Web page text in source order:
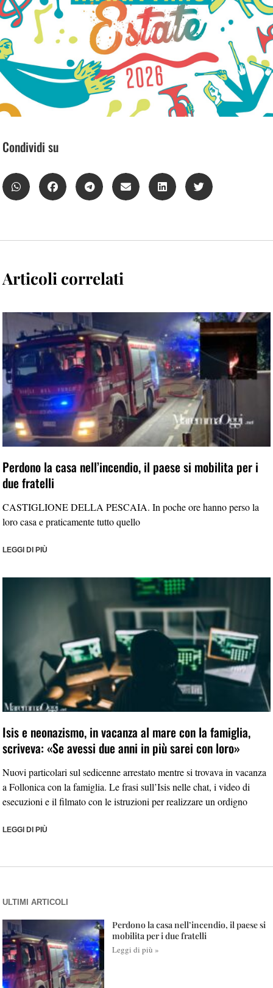
Condividi su
Articoli correlati
Perdono la casa nell’incendio, il paese si mobilita per i
due fratelli
CASTIGLIONE DELLA PESCAIA. In poche ore hanno perso la
loro casa e praticamente tutto quello
LEGGI DI PIÙ
Isis e neonazismo, in vacanza al mare con la famiglia,
scriveva: «Se avessi due anni in più sarei con loro»
Nuovi particolari sul sedicenne arrestato mentre si trovava in vacanza
a Follonica con la famiglia. Le frasi sull’Isis nelle chat, i video di
esecuzioni e il filmato con le istruzioni per realizzare un ordigno
LEGGI DI PIÙ
ULTIMI ARTICOLI
Perdono la casa nell’incendio, il paese si
mobilita per i due fratelli
Leggi di più »